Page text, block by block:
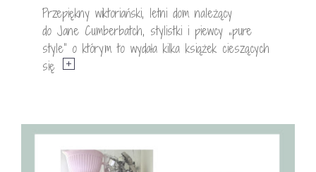
Przepiękny wiktoriański, letni dom należący
do Jane Cumberbatch, stylistki i piewcy „pure
style” o którym to wydała kilka książek cieszących
się